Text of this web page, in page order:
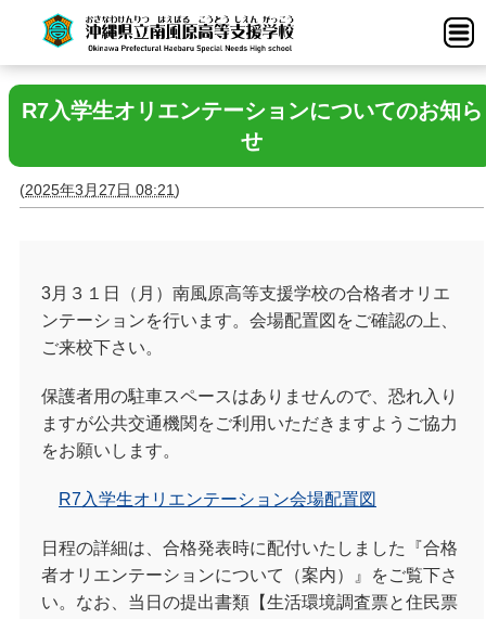
R7入学生オリエンテーションについてのお知ら
せ
(2025年3月27日 08:21)
3月３１日（月）南風原高等支援学校の合格者オリエ
ンテーションを行います。会場配置図をご確認の上、
ご来校下さい。
保護者用の駐車スペースはありませんので、恐れ入り
ますが公共交通機関をご利用いただきますようご協力
をお願いします。
R7入学生オリエンテーション会場配置図
日程の詳細は、合格発表時に配付いたしました『合格
者オリエンテーションについて（案内）』をご覧下さ
い。なお、当日の提出書類【生活環境調査票と住民票